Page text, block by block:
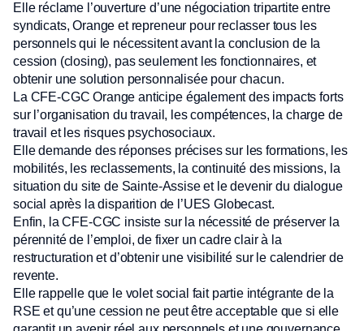
Elle réclame l’ouverture d’une négociation tripartite entre
syndicats, Orange et repreneur pour reclasser tous les
personnels qui le nécessitent avant la conclusion de la
cession (closing), pas seulement les fonctionnaires, et
obtenir une solution personnalisée pour chacun.
La CFE-CGC Orange anticipe également des impacts forts
sur l’organisation du travail, les compétences, la charge de
travail et les risques psychosociaux.
Elle demande des réponses précises sur les formations, les
mobilités, les reclassements, la continuité des missions, la
situation du site de Sainte-Assise et le devenir du dialogue
social après la disparition de l’UES Globecast.
Enfin, la CFE-CGC insiste sur la nécessité de préserver la
pérennité de l’emploi, de fixer un cadre clair à la
restructuration et d’obtenir une visibilité sur le calendrier de
revente.
Elle rappelle que le volet social fait partie intégrante de la
RSE et qu’une cession ne peut être acceptable que si elle